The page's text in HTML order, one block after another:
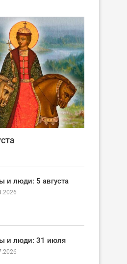
и люди: 5 августа
и люди: 31 июля